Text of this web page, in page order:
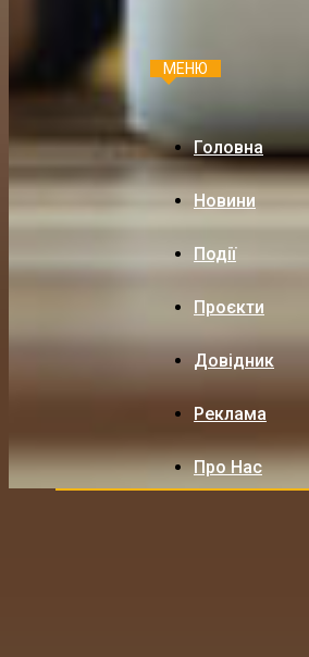
МЕНЮ
Головна
Новини
Події
Проєкти
Довідник
Реклама
Про Нас